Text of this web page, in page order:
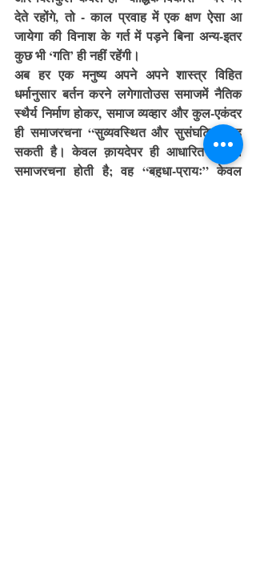
देते रहोंगे, तो - काल प्रवाह में एक क्षण ऐसा आ
जायेगा की विनाश के गर्त में पड़ने बिना अन्य-इतर
कुछ भी ‘गति’ ही नहीं रहेंगी।
अब हर एक मनुष्य अपने अपने शास्त्र विहित
धर्मानुसार बर्तन करने लगेगातोउस समाजमें नैतिक
स्थैर्य निर्माण होकर, समाज व्यव्हार और कुल-एकंदर
ही समाजरचना “सुव्यवस्थित और सुसंघटित” रह
सकती है। केवल क़ायदेपर ही आधारित हुई जो
समाजरचना होती है; वह “बहुधा-प्रायः” केवल